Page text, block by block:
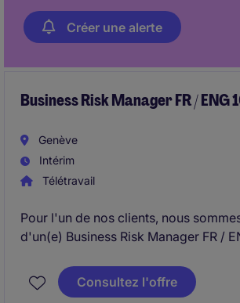
Créer une alerte
Business Risk Manager FR / ENG
Genève
Intérim
Télétravail
Pour l'un de nos clients, nous
d'un(e) Business Risk Manager FR /
à Genève. La ou le collaborateur
département Business Risk
Consultez l'offre